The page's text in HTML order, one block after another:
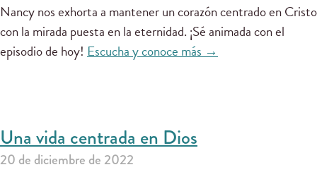
Nancy nos exhorta a mantener un corazón centrado en Cristo
con la mirada puesta en la eternidad. ¡Sé animada con el
episodio de hoy! Escucha y conoce más →
Una vida centrada en Dios
20 de diciembre de 2022